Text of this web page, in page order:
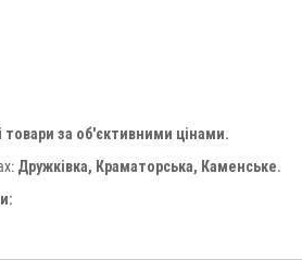
за об'єктивними цінами.
Дружківка, Краматорська, Каменське.